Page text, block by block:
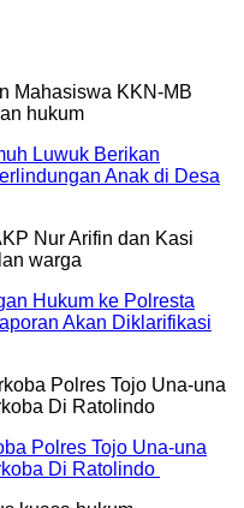
Luwuk Berikan
Anak di Desa
Hukum ke Polresta
Akan Diklarifikasi
Polres Tojo Una-una
Di Ratolindo